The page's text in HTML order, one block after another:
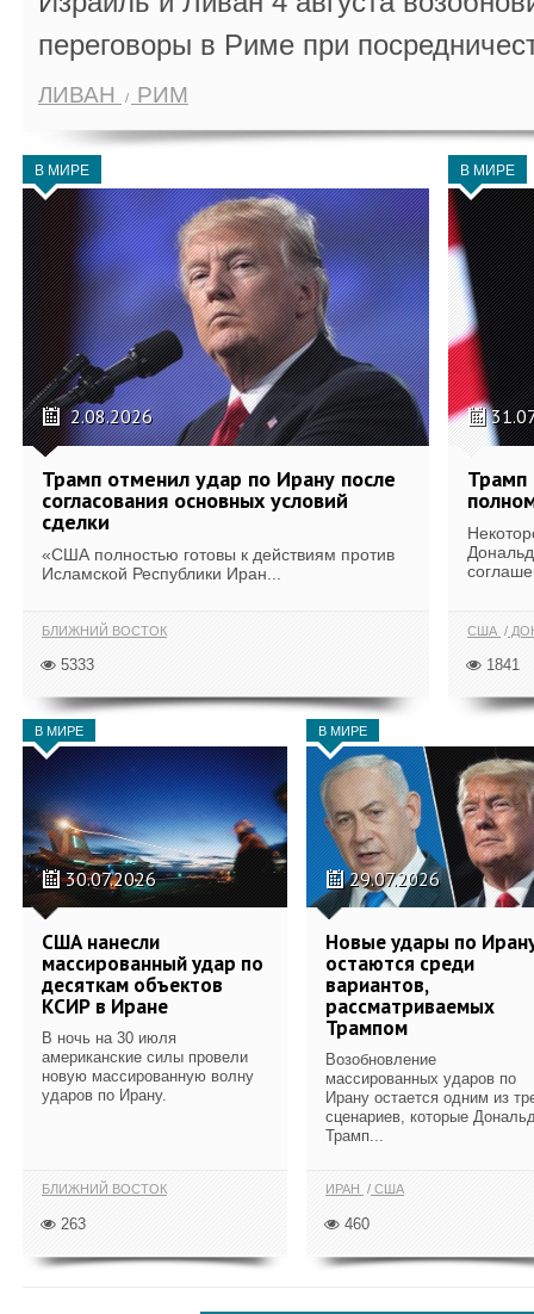
переговоры в Риме при
ЛИВАН РИМ
В МИРЕ
2.08.2026
Трамп отменил удар по Ирану после
согласования основных условий
сделки
«США полностью готовы к действиям против
Исламской Республики Иран...
БЛИЖНИЙ ВОСТОК
5333
В МИРЕ
Трамп
США
1841
В МИРЕ
30.07.2026
США нанесли
массированный удар по
десяткам объектов
КСИР в Иране
В ночь на 30 июля
американские силы провели
новую массированную волну
ударов по Ирану.
БЛИЖНИЙ ВОСТОК
263
В МИРЕ
29.07.2026
Новые удары по
остаются среди
вариантов,
рассматриваемых
Трампом
Возобновление
массированных ударов по
Ирану остается одним из
сценариев, которые
Трамп...
ИРАН США
460